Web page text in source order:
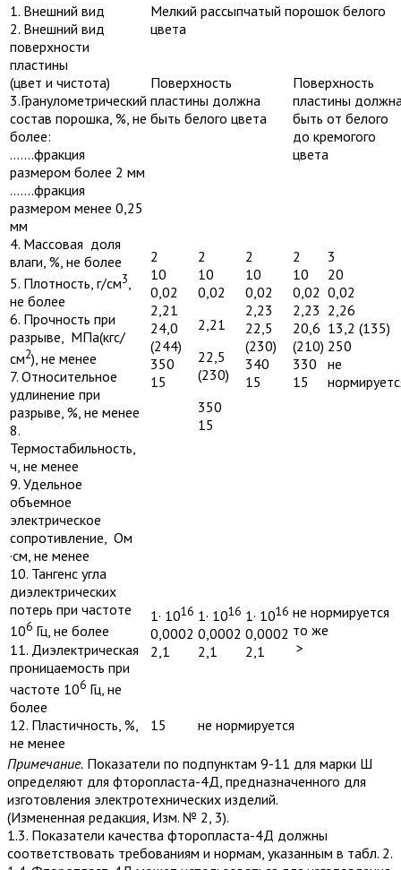
1. Внешний вид
2. Внешний вид
поверхности
пластины
(цвет и чистота)
3.Гранулометрический
состав порошка, %, не
более:
…….фракция
размером более 2 мм
…….фракция
размером менее 0,25
мм
4. Массовая доля
влаги, %, не более
5. Плотность, г/см3
не более
6. Прочность при
разрыве, МПа(кгс/
см2), не менее
7. Относительное
удлинение при
разрыве, %, не менее
8.
Термостабильность,
ч, не менее
9. Удельное
объемное
электрическое
сопротивление, Ом
·см, не менее
10. Тангенс угла
диэлектрических
потерь при частоте
106 Гц, не более
11. Диэлектрическая
проницаемость при
частоте 106 Гц, не
более
12. Пластичность, %,
не менее
Мелкий рассыпчатый порошок белого
цвета
Поверхность
пластины должна
быть белого цвета
Поверхность
пластины
быть от белого
до кремогого
цвета
2
10
0,02
2,21
24,0
(244)
350
15
2
10
0,02
2,21
22,5
(230)
350
15
2
10
0,02
2,23
22,5
(230)
340
15
2
10
0,02
2,23
20,6
(210)
330
15
3
20
0,02
2,26
13,2 (135)
250
не
1· 1016
0,0002
2,1
1· 1016
0,0002
2,1
1· 1016
0,0002
2,1
не нормируется
то же
>
15 не нормируется
Примечание. Показатели по подпунктам 9-11 для марки Ш
определяют для фторопласта-4Д, предназначенного для
изготовления электротехнических изделий.
(Измененная редакция, Изм. № 2, 3).
1.3. Показатели качества фторопласта-4Д должны
соответствовать требованиям и нормам, указанным в табл. 2.